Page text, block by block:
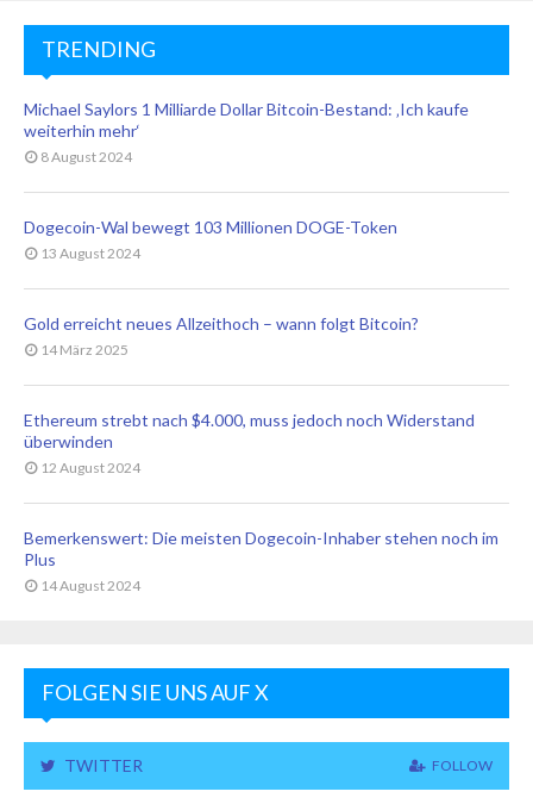
TRENDING
Michael Saylors 1 Milliarde Dollar Bitcoin-Bestand: ‚Ich kaufe
weiterhin mehr‘
8 August 2024
Dogecoin-Wal bewegt 103 Millionen DOGE-Token
13 August 2024
Gold erreicht neues Allzeithoch – wann folgt Bitcoin?
14 März 2025
Ethereum strebt nach $4.000, muss jedoch noch Widerstand
überwinden
12 August 2024
Bemerkenswert: Die meisten Dogecoin-Inhaber stehen noch im
Plus
14 August 2024
FOLGEN SIE UNS AUF X
TWITTER FOLLOW